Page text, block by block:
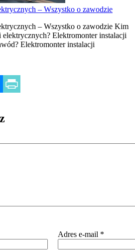
– Wszystko o zawodzie
– Wszystko o zawodzie Kim
elektrycznych? Elektromonter instalacji
Elektromonter instalacji
Adres e-mail *